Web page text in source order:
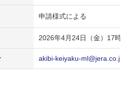
申請様式による
2026年4月24日（金）17時ま
akibi-keiyaku-ml@jera.co.jp